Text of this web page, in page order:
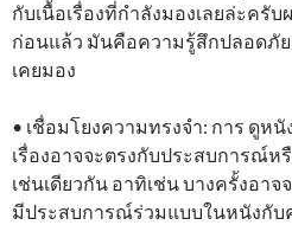
กับเนื้อเรื่องที่กำลังมองเลยล่ะครับ
ก่อนแล้ว มันคือความรู้สึกปลอดภั
เคยมอง
• เชื่อมโยงความทรงจำ: การ ดูหนั
เรื่องอาจจะตรงกับประสบการณ์ห
เช่นเดียวกัน อาทิเช่น บางครั้งอา
มีประสบการณ์ร่วมแบบในหนังกับ